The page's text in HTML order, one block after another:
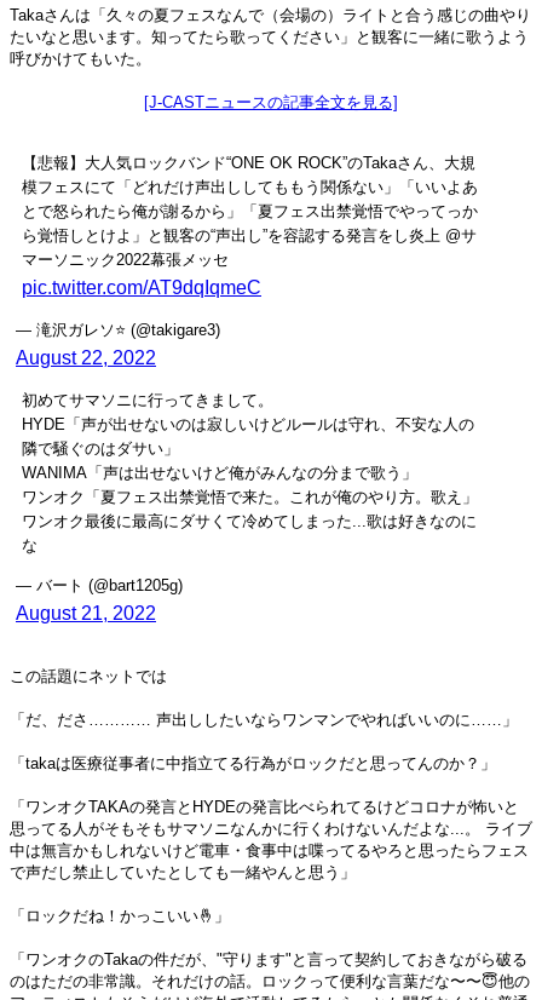
Takaさんは「久々の夏フェスなんで（会場の）ライトと合う感じの曲やり
たいなと思います。知ってたら歌ってください」と観客に一緒に歌うよう
呼びかけてもいた。
[J-CASTニュースの記事全文を見る]
【悲報】大人気ロックバンド“ONE OK ROCK”のTakaさん、大規
模フェスにて「どれだけ声出ししてももう関係ない」「いいよあ
とで怒られたら俺が謝るから」「夏フェス出禁覚悟でやってっか
ら覚悟しとけよ」と観客の“声出し”を容認する発言をし炎上 @サ
マーソニック2022幕張メッセ
pic.twitter.com/AT9dqIqmeC
— 滝沢ガレソ⭐ (@takigare3)
August 22, 2022
初めてサマソニに行ってきまして。
HYDE「声が出せないのは寂しいけどルールは守れ、不安な人の
隣で騒ぐのはダサい」
WANIMA「声は出せないけど俺がみんなの分まで歌う」
ワンオク「夏フェス出禁覚悟で来た。これが俺のやり方。歌え」
ワンオク最後に最高にダサくて冷めてしまった...歌は好きなのに
な
— バート (@bart1205g)
August 21, 2022
この話題にネットでは
「だ、ださ………… 声出ししたいならワンマンでやればいいのに……」
「takaは医療従事者に中指立てる行為がロックだと思ってんのか？」
「ワンオクTAKAの発言とHYDEの発言比べられてるけどコロナが怖いと
思ってる人がそもそもサマソニなんかに行くわけないんだよな...。 ライブ
中は無言かもしれないけど電車・食事中は喋ってるやろと思ったらフェス
で声だし禁止していたとしても一緒やんと思う」
「ロックだね！かっこいい🤞」
「ワンオクのTakaの件だが、"守ります"と言って契約しておきながら破る
のはただの非常識。それだけの話。ロックって便利な言葉だな〜〜😇他の